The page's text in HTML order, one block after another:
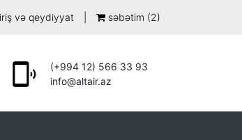
və qeydiyyat səbətim (2)
(+994 12) 566 33 93
info@altair.az